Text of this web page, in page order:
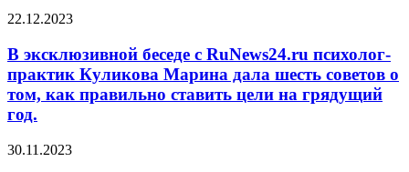
В
беседе
с
RuNews24.ru
психолог-
практик
Марина
22.12.2023
В эксклюзивной беседе с RuNews24.ru психолог-
практик Куликова Марина дала шесть советов о
том, как правильно ставить цели на грядущий
год.
Близится
30.11.2023